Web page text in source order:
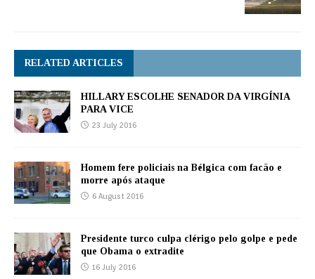
RELATED ARTICLES
HILLARY ESCOLHE SENADOR DA VIRGÍNIA
PARA VICE
23 July 2016
Homem fere policiais na Bélgica com facão e
morre após ataque
6 August 2016
Presidente turco culpa clérigo pelo golpe e pede
que Obama o extradite
16 July 2016